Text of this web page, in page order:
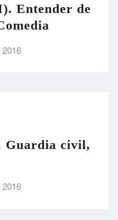
Entender de
2016
Guardia civil,
2016